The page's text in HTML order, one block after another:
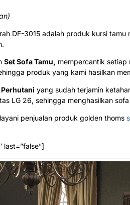
DF-3015 adalah produk kursi tamu
Set Sofa Tamu, mempercantik setiap
produk yang kami hasilkan
yang sudah terjamin
LG 26, sehingga menghasilkan
penjualan produk golden thoms
last=”false”]